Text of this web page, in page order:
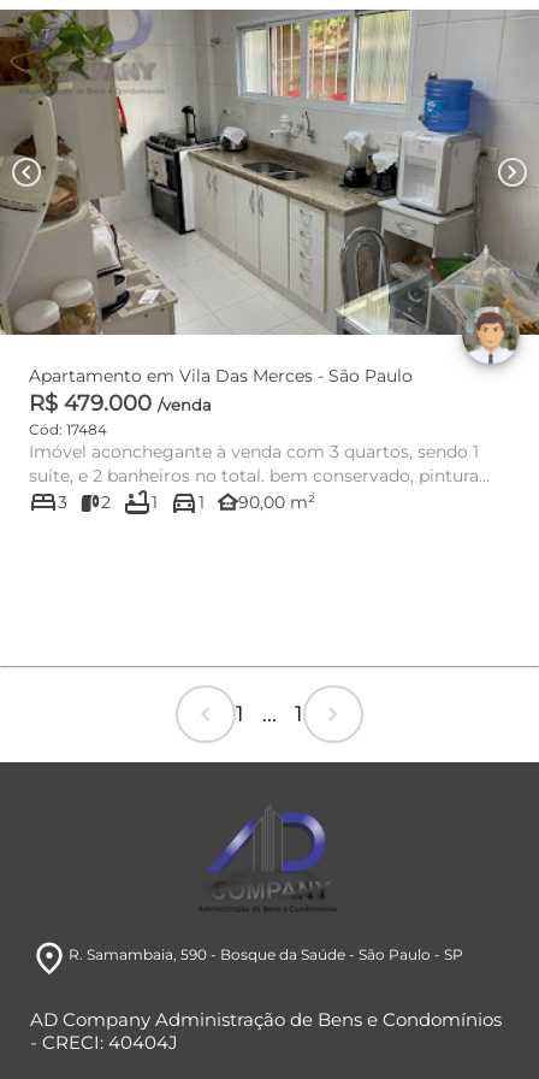
chevron_left chevron_right
Apartamento em Vila Das Merces - São Paulo
R$ 479.000 /venda
Cód: 17484
Imóvel aconchegante à venda com 3 quartos, sendo 1
suíte, e 2 banheiros no total. bem conservado, pintura
nova, varand...
bed3 2 bathtub1 directions_car1 other_houses90,00 m²
chevron_left 1 ... 1 chevron_right
room R. Samambaia, 590- Bosque da Saúde- São Paulo - SP
AD Company Administração de Bens e Condomínios
- CRECI: 40404J